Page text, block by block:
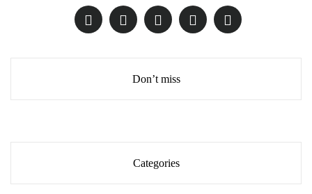
Don’t miss
Categories